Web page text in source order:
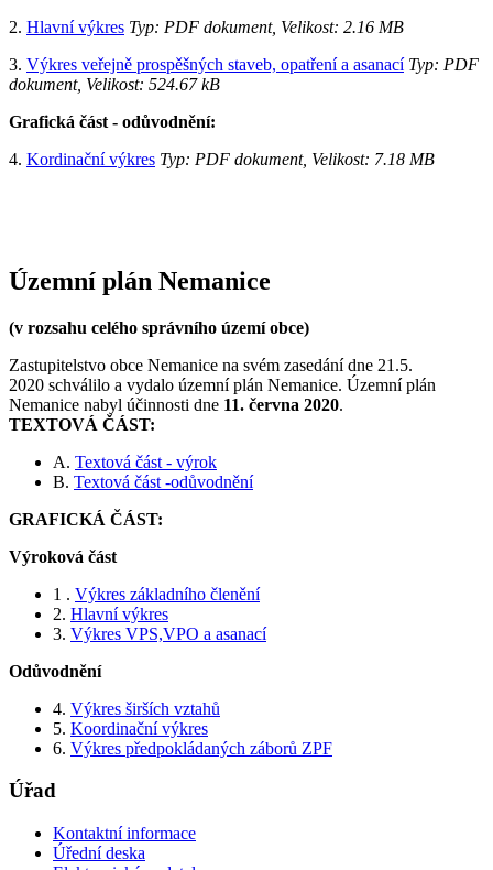
2. Hlavní výkres Typ: PDF dokument, Velikost: 2.16 MB
3. Výkres veřejně prospěšných staveb, opatření a asanacíTyp: PDF
dokument, Velikost: 524.67 kB
Grafická část - odůvodnění:
4. Kordinační výkres Typ: PDF dokument, Velikost: 7.18 MB
Územní plán Nemanice
(v rozsahu celého správního území obce)
Zastupitelstvo obce Nemanice na svém zasedání dne 21.5.
2020 schválilo a vydalo územní plán Nemanice. Územní plán
Nemanice nabyl účinnosti dne 11. června 2020.
TEXTOVÁ ČÁST:
A. Textová část - výrok
B. Textová část -odůvodnění
GRAFICKÁ ČÁST:
Výroková část
1 . Výkres základního členění
2. Hlavní výkres
3. Výkres VPS,VPO a asanací
Odůvodnění
4. Výkres širších vztahů
5. Koordinační výkres
6. Výkres předpokládaných záborů ZPF
Úřad
Kontaktní informace
Úřední deska